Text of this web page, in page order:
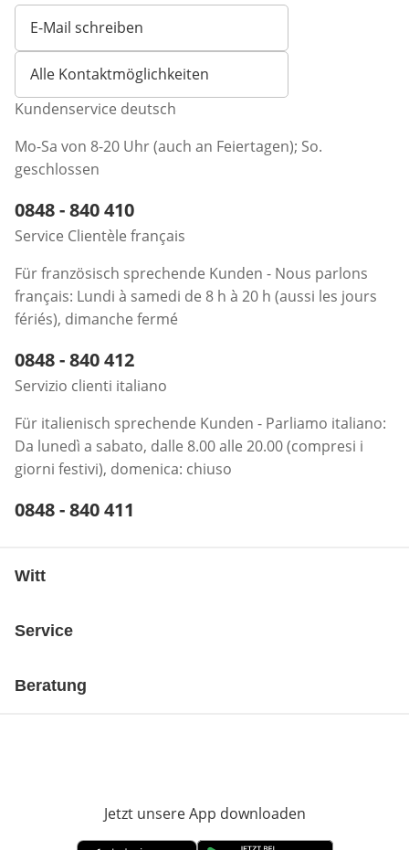
E-Mail schreiben
Öffnet E-Mail-Client
Alle Kontaktmöglichkeiten
Kundenservice deutsch
Mo-Sa von 8-20 Uhr (auch an Feiertagen); So.
geschlossen
Telefonnummer:
0848 - 840 410
Service Clientèle français
Für französisch sprechende Kunden - Nous parlons
français: Lundi à samedi de 8 h à 20 h (aussi les jours
fériés), dimanche fermé
Telefonnummer:
0848 - 840 412
Servizio clienti italiano
Für italienisch sprechende Kunden - Parliamo italiano:
Da lunedì a sabato, dalle 8.00 alle 20.00 (compresi i
giorni festivi), domenica: chiuso
Telefonnummer:
0848 - 840 411
Witt
Service
Beratung
Jetzt unsere App downloaden